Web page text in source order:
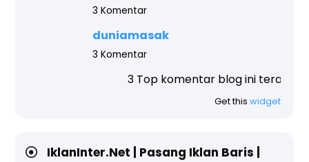
3 Komentar
duniamasak
3 Komentar
3 Top komentar blog ini teratas, akhir tahun
Get this widget
IklanInter.Net | Pasang Iklan Baris |